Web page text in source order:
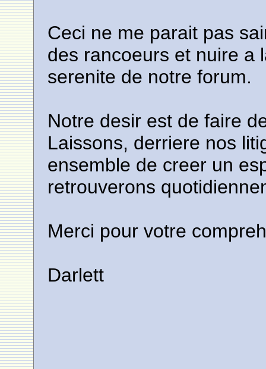
Ceci ne me parait pas
des rancoeurs et nuire a
serenite de notre forum.
Notre desir est de faire
Laissons, derriere nos
ensemble de creer un
retrouverons
Merci pour votre
Darlett